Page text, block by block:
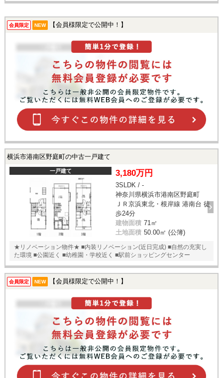
会員限定 NEW 【会員様限定で公開中！】
横浜市港南区野庭町の中古一戸建て
一戸建て 3,180万円
3SLDK / -
神奈川県横浜市港南区野庭町
ＪＲ京浜東北・根岸線 港南台 徒
歩24分
建物面積 71㎡
土地面積 50.00㎡ (公簿)
★リノベーション物件★ ■内装リノベーション(近日完成) ■自然の充実し
た環境 ■公園近く ■幼稚園・学校近く ■駅前ショッピングセンター
会員限定 NEW 【会員様限定で公開中！】